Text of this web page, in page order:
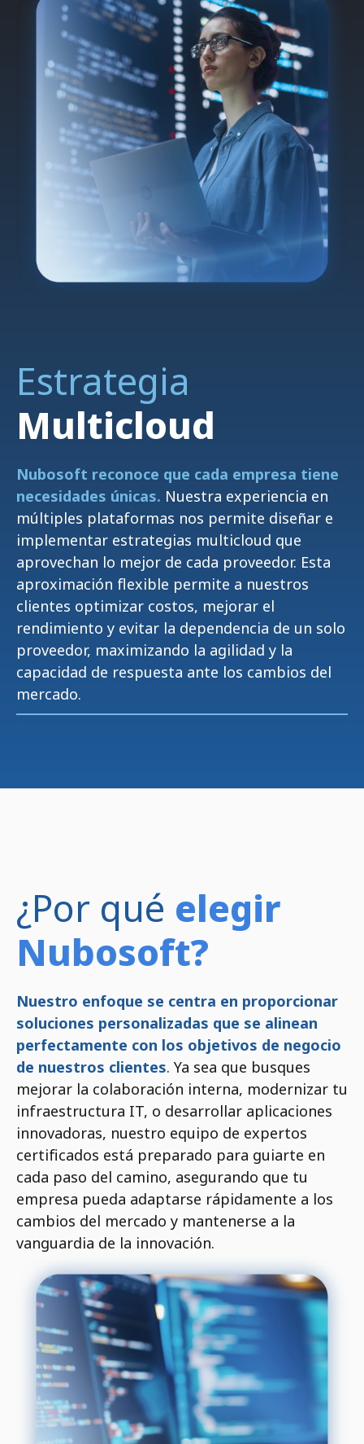
Estrategia
Multicloud
Nubosoft reconoce que cada empresa tiene
necesidades únicas. Nuestra experiencia en
múltiples plataformas nos permite diseñar e
implementar estrategias multicloud que
aprovechan lo mejor de cada proveedor. Esta
aproximación flexible permite a nuestros
clientes optimizar costos, mejorar el
rendimiento y evitar la dependencia de un solo
proveedor, maximizando la agilidad y la
capacidad de respuesta ante los cambios del
mercado.
¿Por qué elegir
Nubosoft?
Nuestro enfoque se centra en proporcionar
soluciones personalizadas que se alinean
perfectamente con los objetivos de negocio
de nuestros clientes. Ya sea que busques
mejorar la colaboración interna, modernizar tu
infraestructura IT, o desarrollar aplicaciones
innovadoras, nuestro equipo de expertos
certificados está preparado para guiarte en
cada paso del camino, asegurando que tu
empresa pueda adaptarse rápidamente a los
cambios del mercado y mantenerse a la
vanguardia de la innovación.